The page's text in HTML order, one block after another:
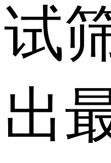
试
出